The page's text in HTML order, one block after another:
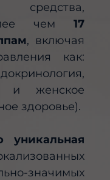
чем 17
, включая
как:
и женское
здоровье).
значимых